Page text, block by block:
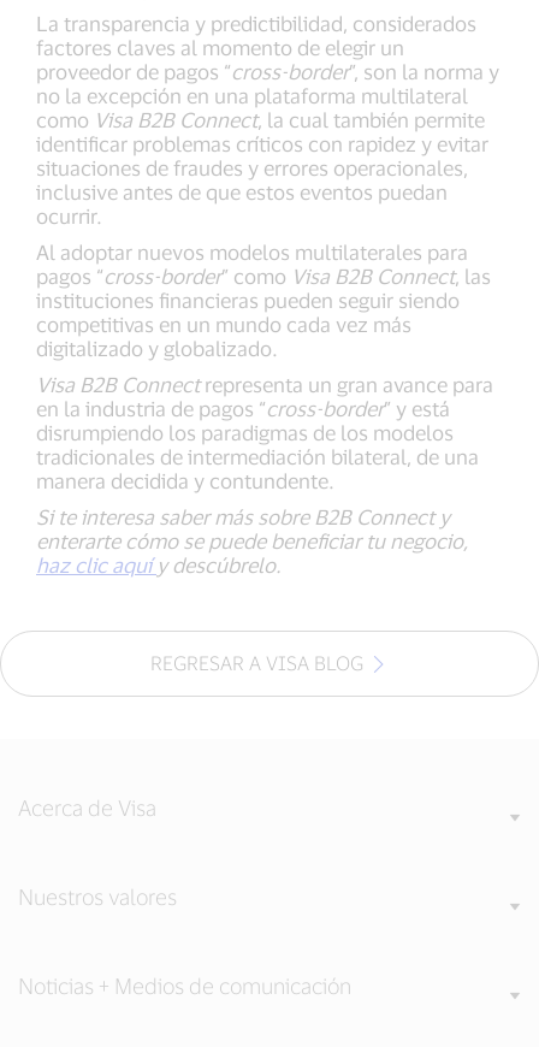
La transparencia y predictibilidad, considerados
factores claves al momento de elegir un
proveedor de pagos “cross-border”, son la norma y
no la excepción en una plataforma multilateral
como Visa B2B Connect, la cual también permite
identificar problemas críticos con rapidez y evitar
situaciones de fraudes y errores operacionales,
inclusive antes de que estos eventos puedan
ocurrir.
Al adoptar nuevos modelos multilaterales para
pagos “cross-border” como Visa B2B Connect, las
instituciones financieras pueden seguir siendo
competitivas en un mundo cada vez más
digitalizado y globalizado.
Visa B2B Connectrepresenta un gran avance para
en la industria de pagos “cross-border” y está
disrumpiendo los paradigmas de los modelos
tradicionales de intermediación bilateral, de una
manera decidida y contundente.
Si te interesa saber más sobre B2B Connect y
enterarte cómo se puede beneficiar tu negocio,
haz clic aquí y descúbrelo.
REGRESAR A VISA BLOG
Acerca de Visa
Nuestros valores
Noticias + Medios de comunicación